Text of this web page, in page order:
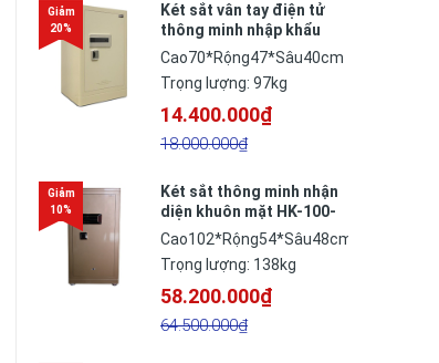
Két sắt vân tay điện tử
thông minh nhập khẩu
BOFA FDG-A/D70F công
nghệ Đức
Cao70*Rộng47*Sâu40cm
Trọng lượng: 97kg
14.400.000₫
18.000.000₫
Két sắt thông minh nhận
diện khuôn mặt HK-100-
BR
Cao102*Rộng54*Sâu48cm
Trọng lượng: 138kg
58.200.000₫
64.500.000₫